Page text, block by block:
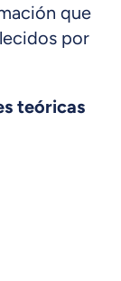
que
por
teóricas